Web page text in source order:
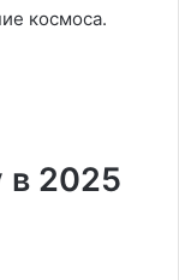
космоса.
в 2025